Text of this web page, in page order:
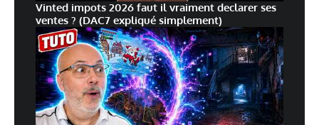
Vinted impots 2026 faut il vraiment declarer ses
ventes ? (DAC7 expliqué simplement)